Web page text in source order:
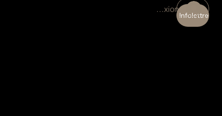
Infolettre
Connexion